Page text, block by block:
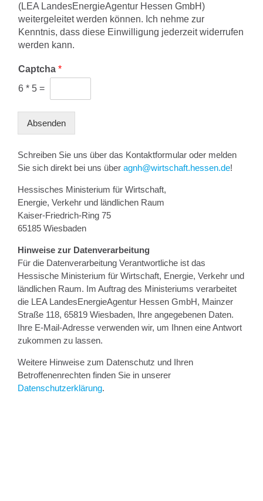
(LEA LandesEnergieAgentur Hessen GmbH)
weitergeleitet werden können. Ich nehme zur
Kenntnis, dass diese Einwilligung jederzeit widerrufen
werden kann.
Captcha *
6 * 5 =
Absenden
Schreiben Sie uns über das Kontaktformular oder melden
Sie sich direkt bei uns über agnh@wirtschaft.hessen.de!
Hessisches Ministerium für Wirtschaft,
Energie, Verkehr und ländlichen Raum
Kaiser-Friedrich-Ring 75
65185 Wiesbaden
Hinweise zur Datenverarbeitung
Für die Datenverarbeitung Verantwortliche ist das
Hessische Ministerium für Wirtschaft, Energie, Verkehr und
ländlichen Raum. Im Auftrag des Ministeriums verarbeitet
die LEA LandesEnergieAgentur Hessen GmbH, Mainzer
Straße 118, 65819 Wiesbaden, Ihre angegebenen Daten.
Ihre E-Mail-Adresse verwenden wir, um Ihnen eine Antwort
zukommen zu lassen.
Weitere Hinweise zum Datenschutz und Ihren
Betroffenenrechten finden Sie in unserer
Datenschutzerklärung.